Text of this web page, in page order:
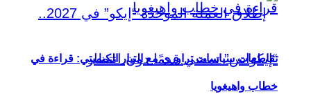
تقاطعات سياسات تراوري مع التيار الكيميتي: قراءة في
خطاب واهيغويا